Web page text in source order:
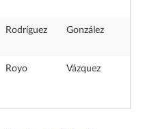
Rodríguez González
Royo Vázquez